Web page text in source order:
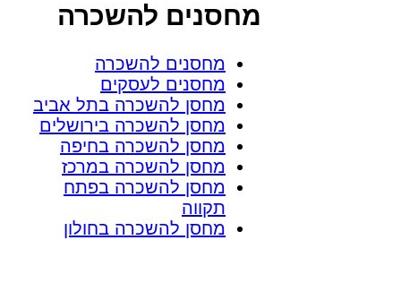
מחסנים להשכרה
מחסנים להשכרה
מחסנים לעסקים
מחסן להשכרה בתל אביב
מחסן להשכרה בירושלים
מחסן להשכרה בחיפה
מחסן להשכרה במרכז
מחסן להשכרה בפתח
תקווה
מחסן להשכרה בחולון